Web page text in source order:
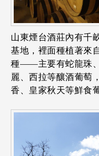
山東煙台酒莊內有千
基地，裡面種植著來
種——主要有蛇龍珠
麗、西拉等釀酒葡萄
香、皇家秋天等鮮食